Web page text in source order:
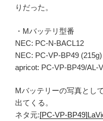
りだった。
・Mバッテリ型番
NEC: PC-N-BACL12
NEC: PC-VP-BP49 (215g)
apricot: PC-VP-BP49/AL-
Mバッテリーの写真とし
出てくる。
ネタ元:[PC-VP-